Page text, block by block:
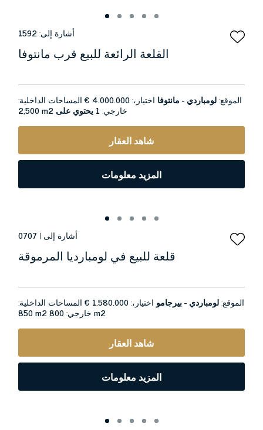
أشارة إلى:1592
القلعة الرائعة للبيع قرب مانتوفا
الموقع:لومباردي - مانتوفا اختيار،:4.000.000 € المساحات الداخلية:
2,500 m2 خارجي: 1 يحتوي على
شاهد العقار
المزيد معلومات
أشارة إلى | 0707
قلعة للبيع في لومبارديا المرموقة
الموقع:لومباردي - بيرجامو اختيار،:1.580.000 € المساحات الداخلية:
850 m2 خارجي: 800 m2
شاهد العقار
المزيد معلومات